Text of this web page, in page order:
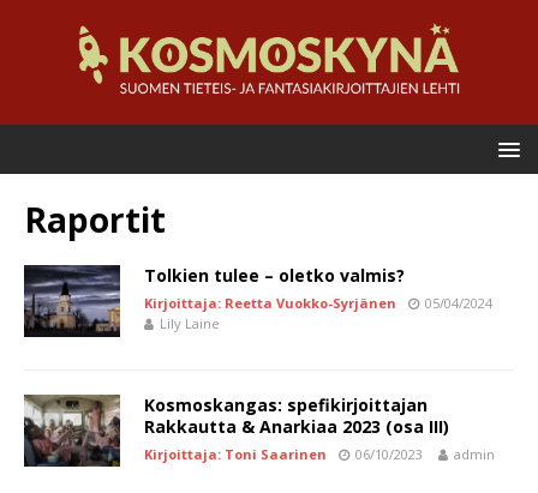
Raportit
Tolkien tulee – oletko valmis?
Kirjoittaja: Reetta Vuokko-Syrjänen
05/04/2024
Lily Laine
Kosmoskangas: spefikirjoittajan
Rakkautta & Anarkiaa 2023 (osa III)
Kirjoittaja: Toni Saarinen 06/10/2023 admin